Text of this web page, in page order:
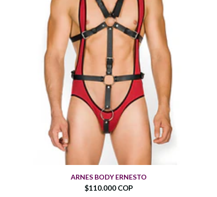
ARNES BODY ERNESTO
$110.000 COP